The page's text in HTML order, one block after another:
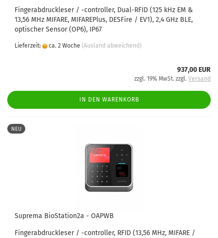
Fingerabdruckleser / -controller, Dual-RFID (125 kHz EM &
13,56 MHz MIFARE, MIFAREPlus, DESFire / EV1), 2,4 GHz BLE,
optischer Sensor (OP6), IP67
Lieferzeit: ca. 2 Woche (Ausland abweichend)
937,00 EUR
zzgl. 19% MwSt. zzgl. Versand
IN DEN WARENKORB
NEU
Suprema BioStation2a - OAPWB
Fingerabdruckleser / -controller, RFID (13,56 MHz, MIFARE /